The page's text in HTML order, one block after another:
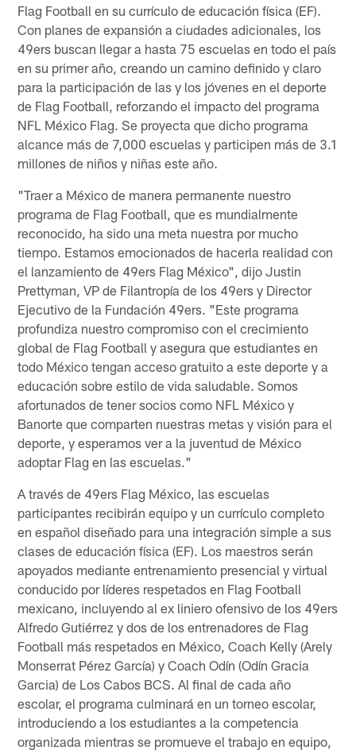
Flag Football en su currículo de educación física (EF).
Con planes de expansión a ciudades adicionales, los
49ers buscan llegar a hasta 75 escuelas en todo el país
en su primer año, creando un camino definido y claro
para la participación de las y los jóvenes en el deporte
de Flag Football, reforzando el impacto del programa
NFL México Flag. Se proyecta que dicho programa
alcance más de 7,000 escuelas y participen más de 3.1
millones de niños y niñas este año.
"Traer a México de manera permanente nuestro
programa de Flag Football, que es mundialmente
reconocido, ha sido una meta nuestra por mucho
tiempo. Estamos emocionados de hacerla realidad con
el lanzamiento de 49ers Flag México", dijo Justin
Prettyman, VP de Filantropía de los 49ers y Director
Ejecutivo de la Fundación 49ers. "Este programa
profundiza nuestro compromiso con el crecimiento
global de Flag Football y asegura que estudiantes en
todo México tengan acceso gratuito a este deporte y a
educación sobre estilo de vida saludable. Somos
afortunados de tener socios como NFL México y
Banorte que comparten nuestras metas y visión para el
deporte, y esperamos ver a la juventud de México
adoptar Flag en las escuelas."
A través de 49ers Flag México, las escuelas
participantes recibirán equipo y un currículo completo
en español diseñado para una integración simple a sus
clases de educación física (EF). Los maestros serán
apoyados mediante entrenamiento presencial y virtual
conducido por líderes respetados en Flag Football
mexicano, incluyendo al ex liniero ofensivo de los 49ers
Alfredo Gutiérrez y dos de los entrenadores de Flag
Football más respetados en México, Coach Kelly (Arely
Monserrat Pérez García) y Coach Odín (Odín Gracia
Garcia) de Los Cabos BCS. Al final de cada año
escolar, el programa culminará en un torneo escolar,
introduciendo a los estudiantes a la competencia
organizada mientras se promueve el trabajo en equipo,